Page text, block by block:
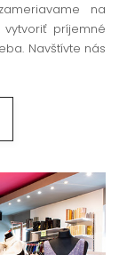
na
príjemné
Navštívte nás